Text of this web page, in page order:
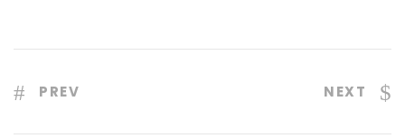
PREV NEXT